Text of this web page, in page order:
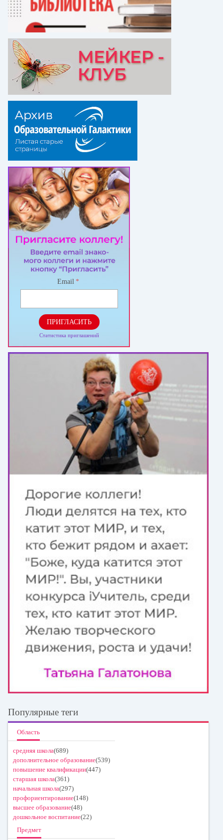
Email *
ПРИГЛАСИТЬ
Статистика приглашений
Популярные теги
Область
средняя школа(689)
дополнительное образование(539)
повышение квалификации(447)
старшая школа(361)
начальная школа(297)
профориентирование(148)
высшее образование(48)
дошкольное воспитание(22)
Предмет